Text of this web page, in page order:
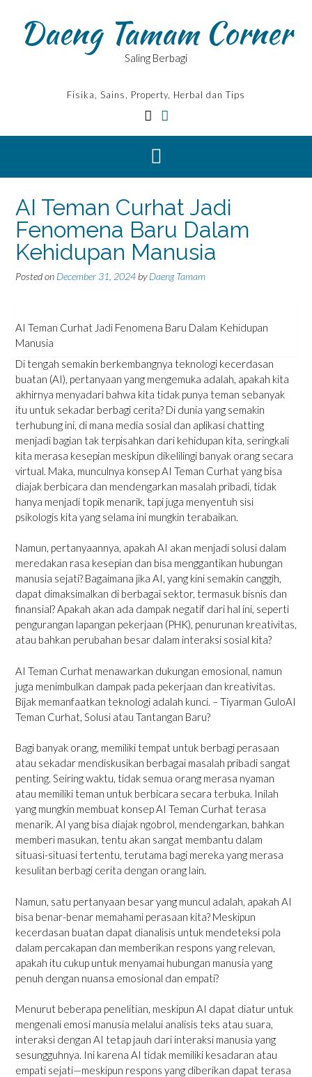
contentDaeng Tamam Corner
Saling Berbagi
Fisika, Sains, Property, Herbal dan Tips
AI Teman Curhat Jadi
Fenomena Baru Dalam
Kehidupan Manusia
Posted on December 31, 2024 byDaeng Tamam
AI Teman Curhat Jadi Fenomena Baru Dalam Kehidupan
Manusia
Di tengah semakin berkembangnya teknologi kecerdasan
buatan (AI), pertanyaan yang mengemuka adalah, apakah kita
akhirnya menyadari bahwa kita tidak punya teman sebanyak
itu untuk sekadar berbagi cerita? Di dunia yang semakin
terhubung ini, di mana media sosial dan aplikasi chatting
menjadi bagian tak terpisahkan dari kehidupan kita, seringkali
kita merasa kesepian meskipun dikelilingi banyak orang secara
virtual. Maka, munculnya konsep AI Teman Curhat yang bisa
diajak berbicara dan mendengarkan masalah pribadi, tidak
hanya menjadi topik menarik, tapi juga menyentuh sisi
psikologis kita yang selama ini mungkin terabaikan.
Namun, pertanyaannya, apakah AI akan menjadi solusi dalam
meredakan rasa kesepian dan bisa menggantikan hubungan
manusia sejati? Bagaimana jika AI, yang kini semakin canggih,
dapat dimaksimalkan di berbagai sektor, termasuk bisnis dan
finansial? Apakah akan ada dampak negatif dari hal ini, seperti
pengurangan lapangan pekerjaan (PHK), penurunan kreativitas,
atau bahkan perubahan besar dalam interaksi sosial kita?
AI Teman Curhat menawarkan dukungan emosional, namun
juga menimbulkan dampak pada pekerjaan dan kreativitas.
Bijak memanfaatkan teknologi adalah kunci. – Tiyarman GuloAI
Teman Curhat, Solusi atau Tantangan Baru?
Bagi banyak orang, memiliki tempat untuk berbagi perasaan
atau sekadar mendiskusikan berbagai masalah pribadi sangat
penting. Seiring waktu, tidak semua orang merasa nyaman
atau memiliki teman untuk berbicara secara terbuka. Inilah
yang mungkin membuat konsep AI Teman Curhat terasa
menarik. AI yang bisa diajak ngobrol, mendengarkan, bahkan
memberi masukan, tentu akan sangat membantu dalam
situasi-situasi tertentu, terutama bagi mereka yang merasa
kesulitan berbagi cerita dengan orang lain.
Namun, satu pertanyaan besar yang muncul adalah, apakah AI
bisa benar-benar memahami perasaan kita? Meskipun
kecerdasan buatan dapat dianalisis untuk mendeteksi pola
dalam percakapan dan memberikan respons yang relevan,
apakah itu cukup untuk menyamai hubungan manusia yang
penuh dengan nuansa emosional dan empati?
Menurut beberapa penelitian, meskipun AI dapat diatur untuk
mengenali emosi manusia melalui analisis teks atau suara,
interaksi dengan AI tetap jauh dari interaksi manusia yang
sesungguhnya. Ini karena AI tidak memiliki kesadaran atau
empati sejati—meskipun respons yang diberikan dapat terasa